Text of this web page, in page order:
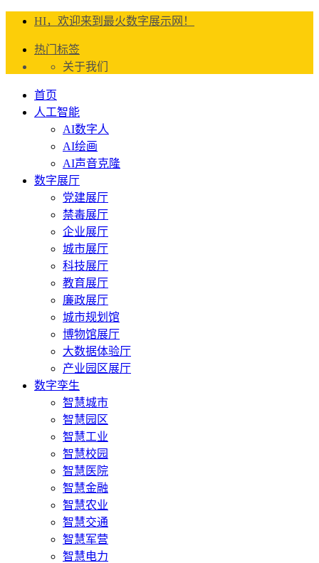
HI，欢迎来到最火数字展示网！
热门标签
关于我们
首页
人工智能
AI数字人
AI绘画
AI声音克隆
数字展厅
党建展厅
禁毒展厅
企业展厅
城市展厅
科技展厅
教育展厅
廉政展厅
城市规划馆
博物馆展厅
大数据体验厅
产业园区展厅
数字孪生
智慧城市
智慧园区
智慧工业
智慧校园
智慧医院
智慧金融
智慧农业
智慧交通
智慧军营
智慧电力